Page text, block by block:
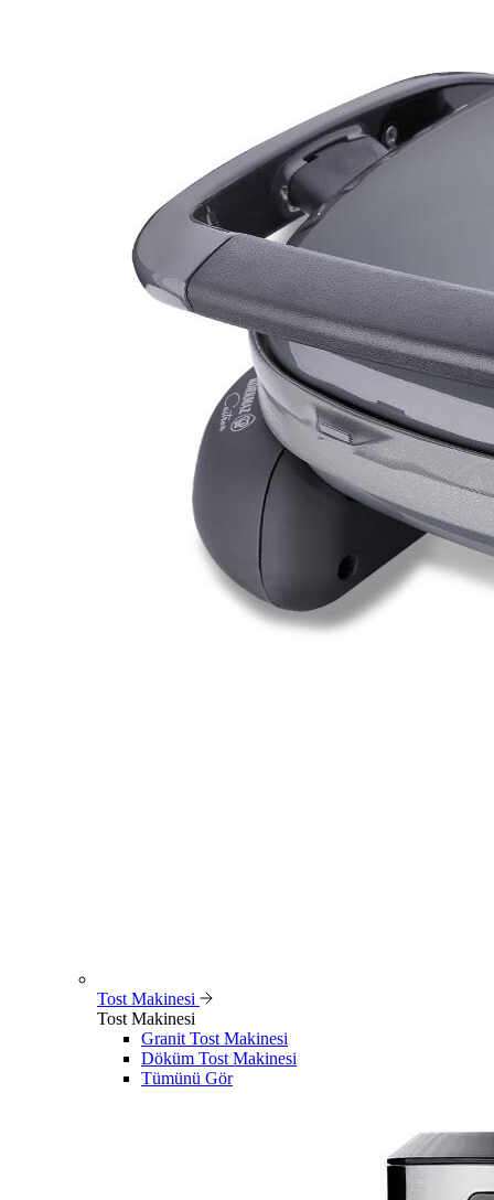
Tost Makinesi
Tost Makinesi
Granit Tost Makinesi
Döküm Tost Makinesi
Tümünü Gör